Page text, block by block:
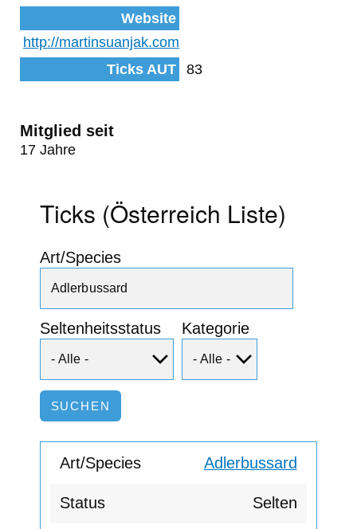
Website
http://martinsuanjak.com
Ticks AUT
83
Mitglied seit
17 Jahre
Ticks (Österreich Liste)
Art/Species
Seltenheitsstatus Kategorie
Adlerbussard
Selten